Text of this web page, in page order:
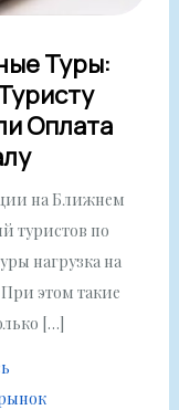
Туры:
Оплата
на Ближнем
туристов по
нагрузка на
этом такие
[…]